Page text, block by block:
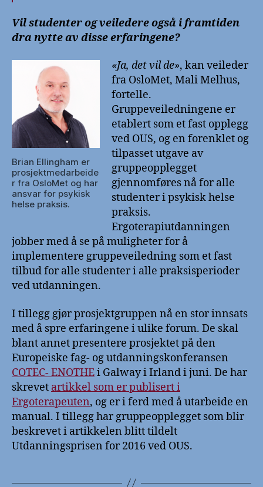
Vil studenter og veiledere også i framtiden
dra nytte av disse erfaringene?
Brian Ellingham er
prosjektmedarbeide
r fra OsloMet og har
ansvar for psykisk
helse praksis.
«Ja, det vil de», kan veileder
fra OsloMet, Mali Melhus,
fortelle.
Gruppeveiledningene er
etablert som et fast opplegg
ved OUS, og en forenklet og
tilpasset utgave av
gruppeopplegget
gjennomføres nå for alle
studenter i psykisk helse
praksis.
Ergoterapiutdanningen
jobber med å se på muligheter for å
implementere gruppeveiledning som et fast
tilbud for alle studenter i alle praksisperioder
ved utdanningen.
I tillegg gjør prosjektgruppen nå en stor innsats
med å spre erfaringene i ulike forum. De skal
blant annet presentere prosjektet på den
Europeiske fag- og utdanningskonferansen
COTEC- ENOTHEi Galway i Irland i juni. De har
skrevet artikkel som er publisert i
Ergoterapeuten, og er i ferd med å utarbeide en
manual. I tillegg har gruppeopplegget som blir
beskrevet i artikkelen blitt tildelt
Utdanningsprisen for 2016 ved OUS.